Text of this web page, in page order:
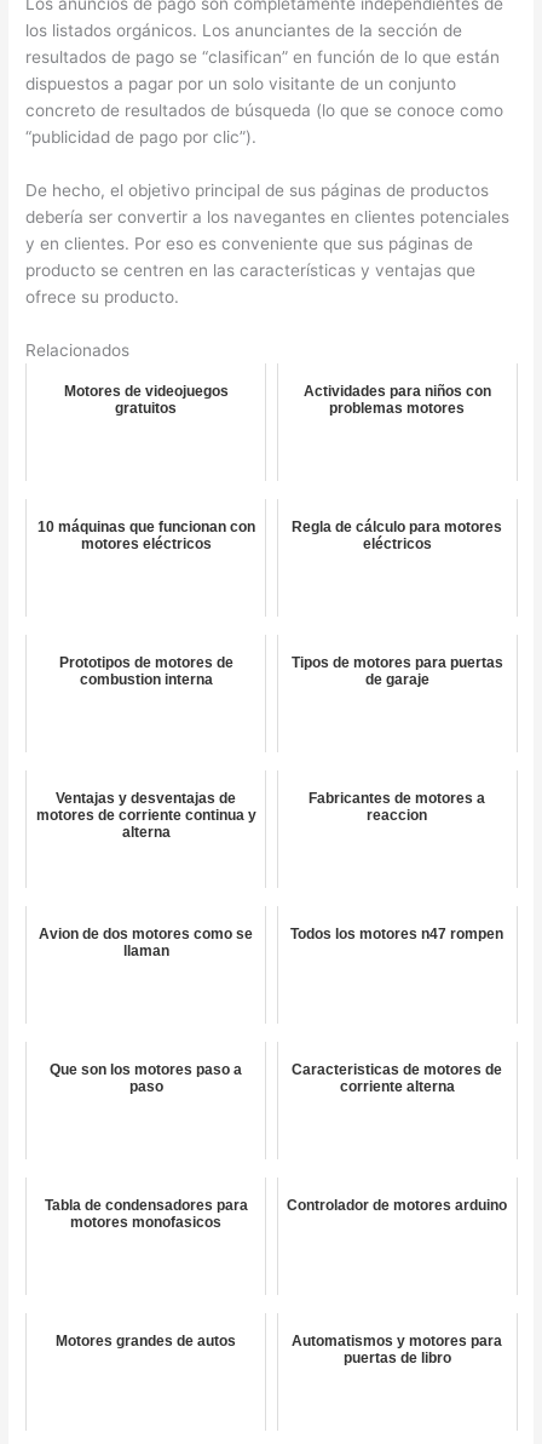
los listados orgánicos. Los anunciantes de la sección de
resultados de pago se “clasifican” en función de lo que están
dispuestos a pagar por un solo visitante de un conjunto
concreto de resultados de búsqueda (lo que se conoce como
“publicidad de pago por clic”).
De hecho, el objetivo principal de sus páginas de productos
debería ser convertir a los navegantes en clientes potenciales
y en clientes. Por eso es conveniente que sus páginas de
producto se centren en las características y ventajas que
ofrece su producto.
Relacionados
Motores de videojuegos
gratuitos
Actividades para niños con
problemas motores
10 máquinas que funcionan con
motores eléctricos
Regla de cálculo para motores
eléctricos
Prototipos de motores de
combustion interna
Tipos de motores para puertas
de garaje
Ventajas y desventajas de
motores de corriente continua y
alterna
Fabricantes de motores a
reaccion
Avion de dos motores como se
llaman
Todos los motores n47 rompen
Que son los motores paso a
paso
Caracteristicas de motores de
corriente alterna
Tabla de condensadores para
motores monofasicos
Controlador de motores arduino
Motores grandes de autos
Automatismos y motores para
puertas de libro